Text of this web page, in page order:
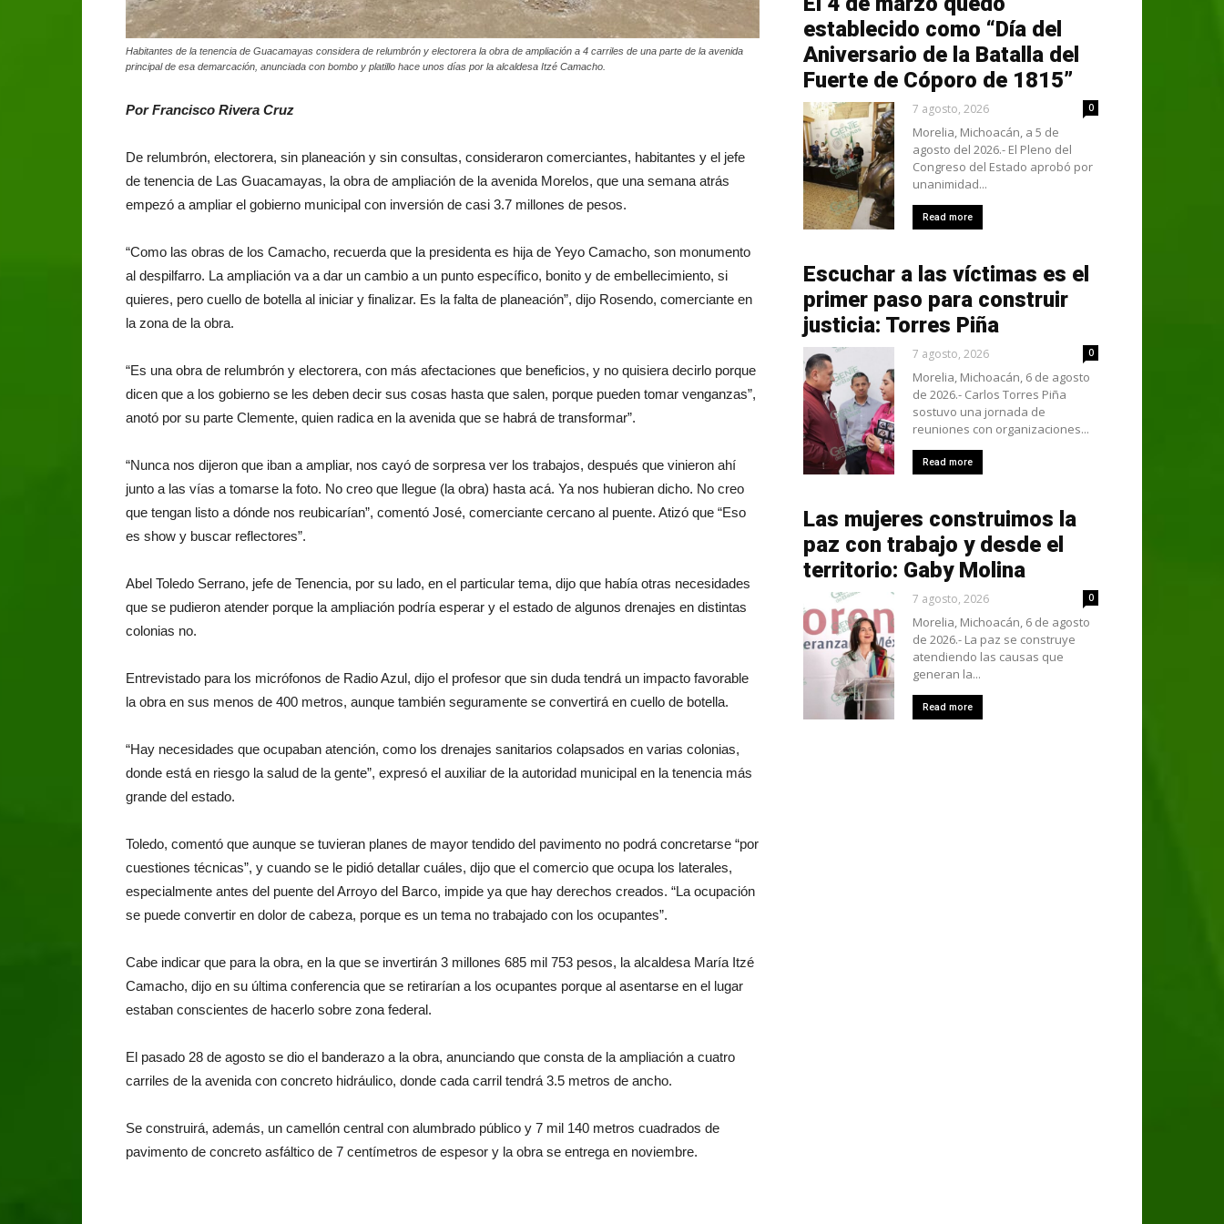
Habitantes de la tenencia de Guacamayas considera de relumbrón y electorera la obra de ampliación a 4 carriles de una parte de la avenida
principal de esa demarcación, anunciada con bombo y platillo hace unos días por la alcaldesa Itzé Camacho.
Por Francisco Rivera Cruz
De relumbrón, electorera, sin planeación y sin consultas, consideraron comerciantes, habitantes y el jefe
de tenencia de Las Guacamayas, la obra de ampliación de la avenida Morelos, que una semana atrás
empezó a ampliar el gobierno municipal con inversión de casi 3.7 millones de pesos.
“Como las obras de los Camacho, recuerda que la presidenta es hija de Yeyo Camacho, son monumento
al despilfarro. La ampliación va a dar un cambio a un punto específico, bonito y de embellecimiento, si
quieres, pero cuello de botella al iniciar y finalizar. Es la falta de planeación”, dijo Rosendo, comerciante en
la zona de la obra.
“Es una obra de relumbrón y electorera, con más afectaciones que beneficios, y no quisiera decirlo porque
dicen que a los gobierno se les deben decir sus cosas hasta que salen, porque pueden tomar venganzas”,
anotó por su parte Clemente, quien radica en la avenida que se habrá de transformar”.
“Nunca nos dijeron que iban a ampliar, nos cayó de sorpresa ver los trabajos, después que vinieron ahí
junto a las vías a tomarse la foto. No creo que llegue (la obra) hasta acá. Ya nos hubieran dicho. No creo
que tengan listo a dónde nos reubicarían”, comentó José, comerciante cercano al puente. Atizó que “Eso
es show y buscar reflectores”.
Abel Toledo Serrano, jefe de Tenencia, por su lado, en el particular tema, dijo que había otras necesidades
que se pudieron atender porque la ampliación podría esperar y el estado de algunos drenajes en distintas
colonias no.
Entrevistado para los micrófonos de Radio Azul, dijo el profesor que sin duda tendrá un impacto favorable
la obra en sus menos de 400 metros, aunque también seguramente se convertirá en cuello de botella.
“Hay necesidades que ocupaban atención, como los drenajes sanitarios colapsados en varias colonias,
donde está en riesgo la salud de la gente”, expresó el auxiliar de la autoridad municipal en la tenencia más
grande del estado.
Toledo, comentó que aunque se tuvieran planes de mayor tendido del pavimento no podrá concretarse “por
cuestiones técnicas”, y cuando se le pidió detallar cuáles, dijo que el comercio que ocupa los laterales,
especialmente antes del puente del Arroyo del Barco, impide ya que hay derechos creados. “La ocupación
se puede convertir en dolor de cabeza, porque es un tema no trabajado con los ocupantes”.
Cabe indicar que para la obra, en la que se invertirán 3 millones 685 mil 753 pesos, la alcaldesa María Itzé
Camacho, dijo en su última conferencia que se retirarían a los ocupantes porque al asentarse en el lugar
estaban conscientes de hacerlo sobre zona federal.
El pasado 28 de agosto se dio el banderazo a la obra, anunciando que consta de la ampliación a cuatro
carriles de la avenida con concreto hidráulico, donde cada carril tendrá 3.5 metros de ancho.
Se construirá, además, un camellón central con alumbrado público y 7 mil 140 metros cuadrados de
pavimento de concreto asfáltico de 7 centímetros de espesor y la obra se entrega en noviembre.
establecido como “Día del
Aniversario de la Batalla del
Fuerte de Cóporo de 1815”
7 agosto, 2026 0
Morelia, Michoacán, a 5 de
agosto del 2026.- El Pleno del
Congreso del Estado aprobó por
unanimidad...
Read more
Escuchar a las víctimas es el
primer paso para construir
justicia: Torres Piña
7 agosto, 2026 0
Morelia, Michoacán, 6 de agosto
de 2026.- Carlos Torres Piña
sostuvo una jornada de
reuniones con organizaciones...
Read more
Las mujeres construimos la
paz con trabajo y desde el
territorio: Gaby Molina
7 agosto, 2026 0
Morelia, Michoacán, 6 de agosto
de 2026.- La paz se construye
atendiendo las causas que
generan la...
Read more